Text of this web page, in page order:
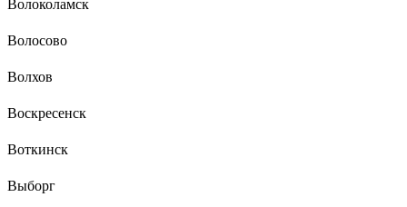
Волоколамск
Волосово
Волхов
Воскресенск
Воткинск
Выборг